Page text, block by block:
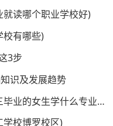
读哪个职业学校好)
校有哪些)
3步
识及发展趋势
2023初三毕业的女孩学什么好(初三毕业的女生学什么专业好)
校博罗校区)